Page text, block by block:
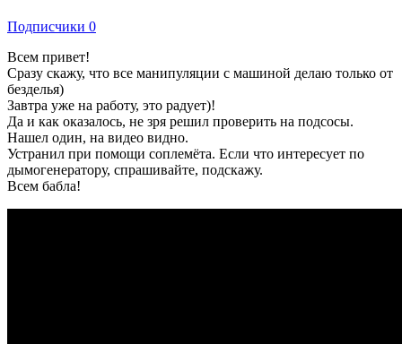
Подписчики 0
Всем привет!
Сразу скажу, что все манипуляции с машиной делаю только от
безделья)
Завтра уже на работу, это радует)!
Да и как оказалось, не зря решил проверить на подсосы.
Нашел один, на видео видно.
Устранил при помощи соплемёта. Если что интересует по
дымогенератору, спрашивайте, подскажу.
Всем бабла!